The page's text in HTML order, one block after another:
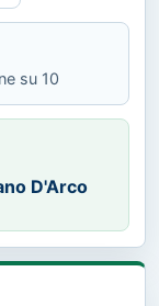
su 10
D'Arco